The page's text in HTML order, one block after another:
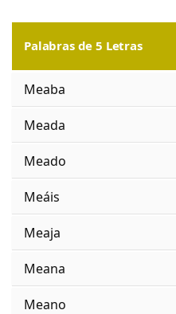
Palabras de 5 Letras
Meaba
Meada
Meado
Meáis
Meaja
Meana
Meano